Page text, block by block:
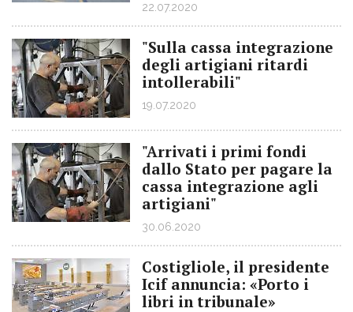
22.07.2020
"Sulla cassa integrazione
degli artigiani ritardi
intollerabili"
19.07.2020
"Arrivati i primi fondi
dallo Stato per pagare la
cassa integrazione agli
artigiani"
30.06.2020
Costigliole, il presidente
Icif annuncia: «Porto i
libri in tribunale»